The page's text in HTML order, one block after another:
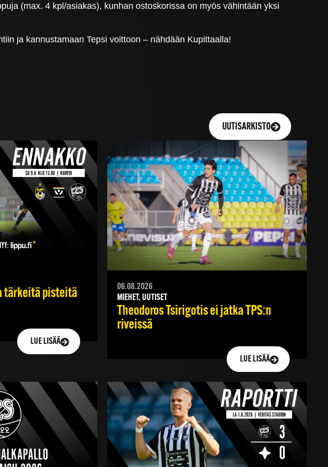
(max. 4 kpl/asiakas), kunhan ostoskorissa on myös vähintään yksi
ja kannustamaan Tepsi voittoon – nähdään Kupittaalla!
UUTISARKISTO
tärkeitä pisteitä
LUE LISÄÄ
06.08.2026
MIEHET, UUTISET
Theodoros Tsirigotis ei jatka TPS:n
riveissä
LUE LISÄÄ